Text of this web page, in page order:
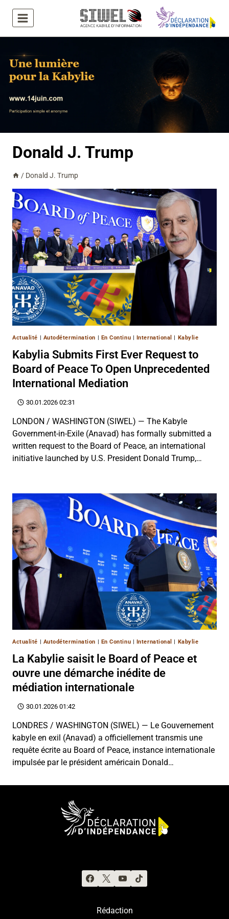
contenu
Donald J. Trump
/ Donald J. Trump
Actualité | Autodétermination | En Continu | International | Kabylie
Kabylia Submits First Ever Request to
Board of Peace To Open Unprecedented
International Mediation
30.01.2026 02:31
LONDON / WASHINGTON (SIWEL) — The Kabyle
Government-in-Exile (Anavad) has formally submitted a
written request to the Board of Peace, an international
initiative launched by U.S. President Donald Trump,…
Actualité Autodétermination En Continu International Kabylie
La Kabylie saisit le Board of Peace et
ouvre une démarche inédite de
médiation internationale
30.01.2026 01:42
LONDRES / WASHINGTON (SIWEL) — Le Gouvernement
kabyle en exil (Anavad) a officiellement transmis une
requête écrite au Board of Peace, instance internationale
impulsée par le président américain Donald…
Rédaction